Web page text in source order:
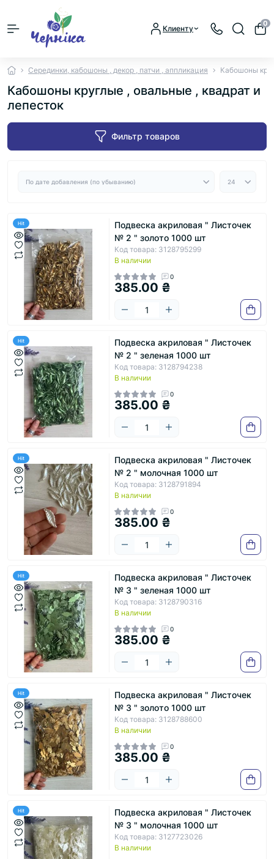
Клиенту
0
Серединки, кабошоны , декор , патчи , аппликация Кабошоны
Кабошоны круглые , овальные , квадрат и
лепесток
Фильтр товаров
Hit
Подвеска акриловая " Листочек
№ 2 " золото 1000 шт
Код товара: 3128795299
В наличии
0
385.00 ₴
Hit
Подвеска акриловая " Листочек
№ 2 " зеленая 1000 шт
Код товара: 3128794238
В наличии
0
385.00 ₴
Hit
Подвеска акриловая " Листочек
№ 2 " молочная 1000 шт
Код товара: 3128791894
В наличии
0
385.00 ₴
Hit
Подвеска акриловая " Листочек
№ 3 " зеленая 1000 шт
Код товара: 3128790316
В наличии
0
385.00 ₴
Hit
Подвеска акриловая " Листочек
№ 3 " золото 1000 шт
Код товара: 3128788600
В наличии
0
385.00 ₴
Hit
Подвеска акриловая " Листочек
№ 3 " молочная 1000 шт
Код товара: 3127723026
В наличии